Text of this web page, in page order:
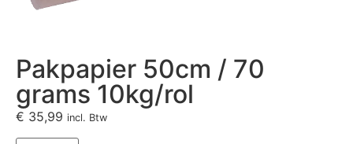
Pakpapier 50cm / 70
grams 10kg/rol
€ 35,99 incl. Btw